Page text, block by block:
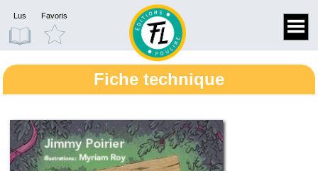
Lus Favoris
Fiche technique